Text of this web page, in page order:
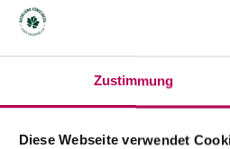
Zustimmung
Diese Webseite verwendet